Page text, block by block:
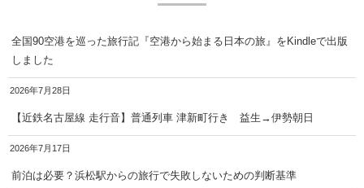
全国90空港を巡った旅行記『空港から始まる日本の旅』をKindleで出版
しました
2026年7月28日
【近鉄名古屋線 走行音】普通列車 津新町行き 益生→伊勢朝日
2026年7月17日
前泊は必要？浜松駅からの旅行で失敗しないための判断基準